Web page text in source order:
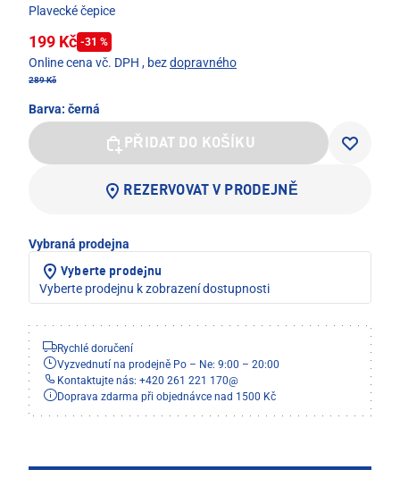
Plavecké čepice
199 Kč -31 %
Online cena vč. DPH , bezdopravného
289 Kč
Barva: černá
PŘIDAT DO KOŠÍKU
REZERVOVAT V PRODEJNĚ
Vybraná prodejna
Vyberte prodejnu
Vyberte prodejnu k zobrazení dostupnosti
Rychlé doručení
Vyzvednutí na prodejně Po – Ne: 9:00 – 20:00
Kontaktujte nás: +420 261 221 170@
Doprava zdarma při objednávce nad 1500 Kč